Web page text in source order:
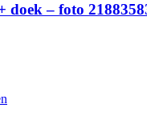
doek – foto